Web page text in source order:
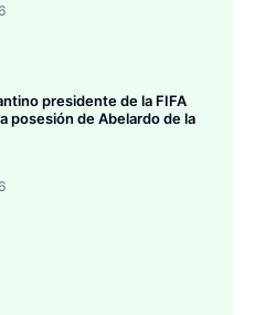
presidente de la FIFA
posesión de Abelardo de la